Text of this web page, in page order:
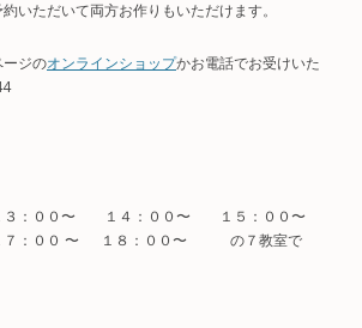
いただいて両方お作りもいただけます。
ジのオンラインショップかお電話でお受けいた
：００〜 １４：００〜 １５：００〜
：００ 〜 １８：００〜 の７教室で